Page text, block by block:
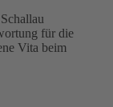
für die
Vita beim